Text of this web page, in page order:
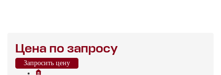
Цена по запросу
Запросить цену